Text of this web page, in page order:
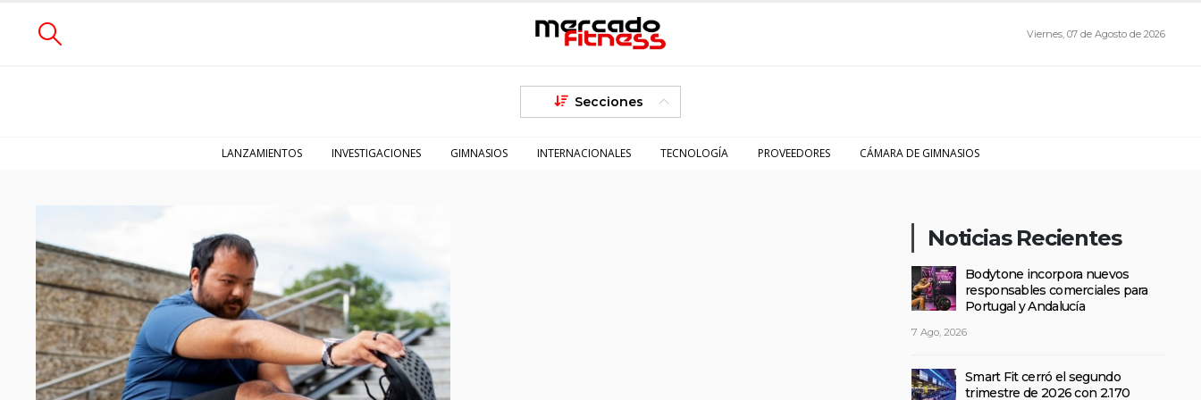
Viernes, 07 de Agosto de 2026
Secciones
LANZAMIENTOS INVESTIGACIONES GIMNASIOS INTERNACIONALES TECNOLOGÍA PROVEEDORES CÁMARA DE GIMNASIOS
Noticias Recientes
Bodytone incorpora nuevos
responsables comerciales para
Portugal y Andalucía
7 Ago, 2026
Smart Fit cerró el segundo
trimestre de 2026 con 2.170